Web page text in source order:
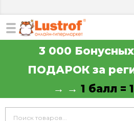
3 000
ПОДАРОК за
→ → 1 балл =